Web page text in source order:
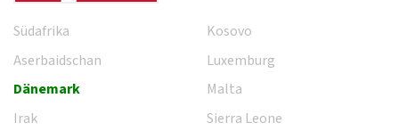
Südafrika
Aserbaidschan
Dänemark
Irak
Kosovo
Luxemburg
Malta
Sierra Leone